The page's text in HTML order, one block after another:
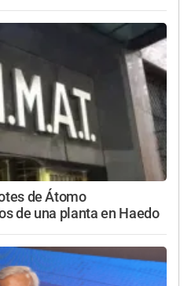
de Átomo
de una planta en Haedo